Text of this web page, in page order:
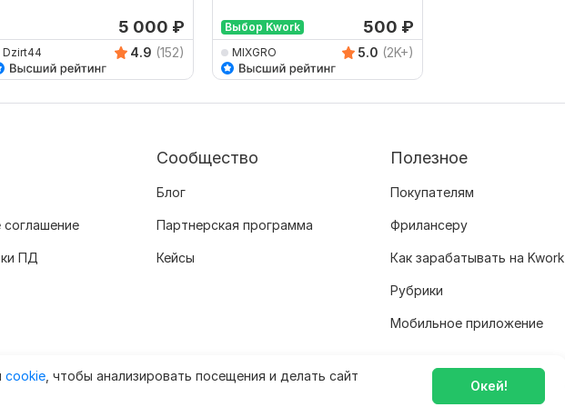
5 000 ₽
Dzirt44 4.9 (152)
Выбор Kwork 500 ₽
MIXGRO 5.0 (2K+)
cookie , чтобы анализировать посещения и делать сайт
Окей!
соглашение
ПД
Сообщество
Блог
Партнерская программа
Кейсы
Полезное
Покупателям
Фрилансеру
Как зарабатывать на Kwork
Рубрики
Мобильное приложение